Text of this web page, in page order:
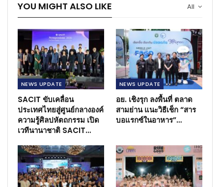
All
YOU MIGHT ALSO LIKE
NEWS​ UPDATE
SACIT ขับเคลื่อน
ประเทศไทยสู่ศูนย์กลางองค์
ความรู้ศิลปหัตถกรรม เปิด
เวทีนานาชาติ SACIT…
NEWS​ UPDATE
อย. เชิงรุก ลงพื้นที่ ตลาด
สามย่าน แนะวิธีเช็ก “สาร
บอแรกซ์ในอาหาร”…